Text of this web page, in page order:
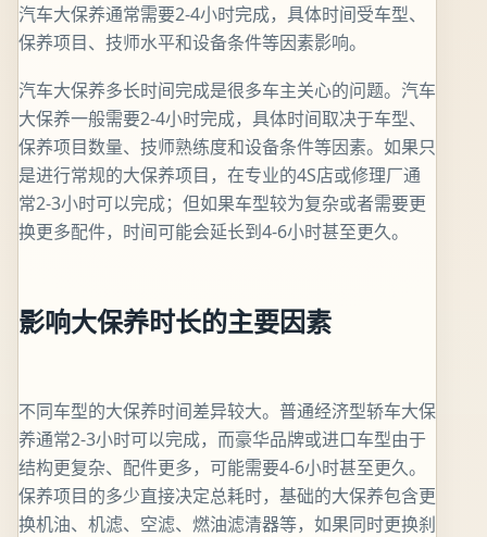
汽车大保养通常需要2-4小时完成，具体时间受车型、
保养项目、技师水平和设备条件等因素影响。
汽车大保养多长时间完成是很多车主关心的问题。汽车
大保养一般需要2-4小时完成，具体时间取决于车型、
保养项目数量、技师熟练度和设备条件等因素。如果只
是进行常规的大保养项目，在专业的4S店或修理厂通
常2-3小时可以完成；但如果车型较为复杂或者需要更
换更多配件，时间可能会延长到4-6小时甚至更久。
影响大保养时长的主要因素
不同车型的大保养时间差异较大。普通经济型轿车大保
养通常2-3小时可以完成，而豪华品牌或进口车型由于
结构更复杂、配件更多，可能需要4-6小时甚至更久。
保养项目的多少直接决定总耗时，基础的大保养包含更
换机油、机滤、空滤、燃油滤清器等，如果同时更换刹